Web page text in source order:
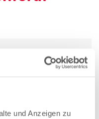
und Anzeigen zu
(gn*)